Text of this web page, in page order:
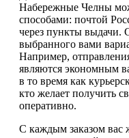
Набережные Челны
способами: почтой
через пункты выдачи.
выбранного вами
Например,
являются экономным
в то время как
кто желает получить
оперативно.
С каждым заказом вас